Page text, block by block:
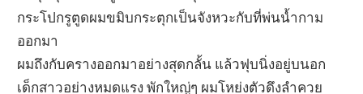
กระโปกรูตูดผมขมิบกระตุกเป็นจังหวะกับที่พ่นน้ำกาม
ออกมา
ผมถึงกับครางออกมาอย่างสุดกลั้น แล้วฟุบนิ่งอยู่บนอก
เด็กสาวอย่างหมดแรง พักใหญ่ๆ ผมโหย่งตัวดึงลำควย